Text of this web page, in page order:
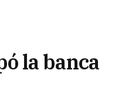
la banca